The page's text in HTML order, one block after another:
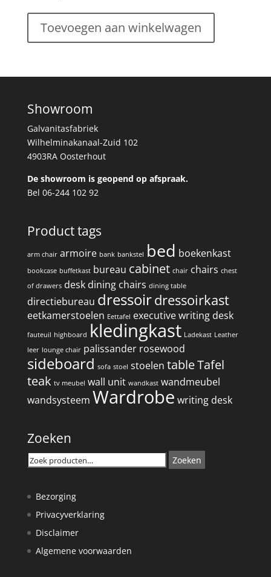
Toevoegen aan winkelwagen
Showroom
Galvanitasfabriek
Wilhelminakanaal-Zuid 102
4903RA Oosterhout
De showroom is geopend op afspraak.
Bel 06-244 102 92
Product tags
arm chair armoire bank bankstel bed boekenkast
bookcase buffetkast bureau cabinet chair chairs chest
of drawers desk dining chairs dining table
directiebureau dressoirdressoirkast
eetkamerstoelen Eettafel executive writing desk
fauteuil highboard kledingkast Ladekast Leather
leer lounge chair palissander rosewood
sideboard sofa stoel stoelen tableTafel
teak tv meubel wall unit wandkast wandmeubel
wandsysteem Wardrobe writing desk
Zoeken
Zoeken
naar:
Zoeken
Bezorging
Privacyverklaring
Disclaimer
Algemene voorwaarden